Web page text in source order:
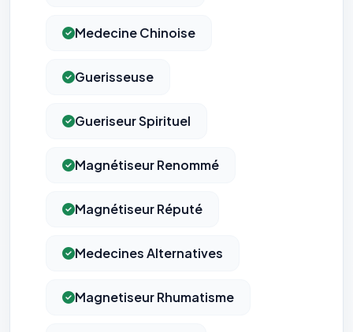
Medecine Chinoise
Guerisseuse
Gueriseur Spirituel
Magnétiseur Renommé
Magnétiseur Réputé
Medecines Alternatives
Magnetiseur Rhumatisme
Les e-mails peuvent contenir un pixel d'ouverture et des liens
traçants (Art. 82 loi Informatique et Libertés ; recommandation CNIL
opposer : utilisez le lien dédié en pied de chaque courriel
vous opposer à ce suivi ») — sans vous désinscrire des envois — ou